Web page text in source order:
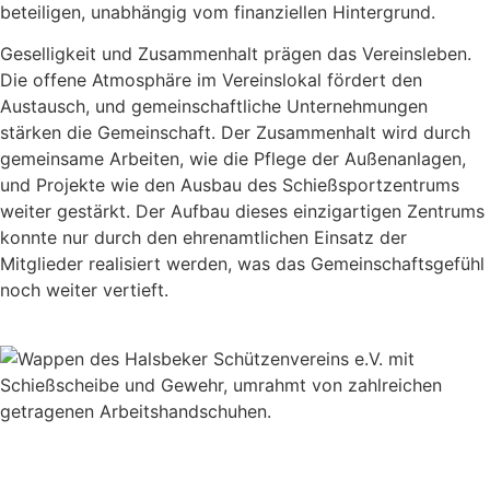
beteiligen, unabhängig vom finanziellen Hintergrund.
Geselligkeit und Zusammenhalt prägen das Vereinsleben.
Die offene Atmosphäre im Vereinslokal fördert den
Austausch, und gemeinschaftliche Unternehmungen
stärken die Gemeinschaft. Der Zusammenhalt wird durch
gemeinsame Arbeiten, wie die Pflege der Außenanlagen,
und Projekte wie den Ausbau des Schießsportzentrums
weiter gestärkt. Der Aufbau dieses einzigartigen Zentrums
konnte nur durch den ehrenamtlichen Einsatz der
Mitglieder realisiert werden, was das Gemeinschaftsgefühl
noch weiter vertieft.